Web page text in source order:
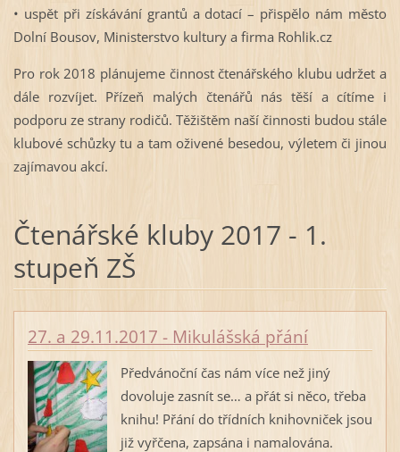
• uspět při získávání grantů a dotací – přispělo nám město
Dolní Bousov, Ministerstvo kultury a firma Rohlik.cz
Pro rok 2018 plánujeme činnost čtenářského klubu udržet a
dále rozvíjet. Přízeň malých čtenářů nás těší a cítíme i
podporu ze strany rodičů. Těžištěm naší činnosti budou stále
klubové schůzky tu a tam oživené besedou, výletem či jinou
zajímavou akcí.
Čtenářské kluby 2017 - 1.
stupeň ZŠ
27. a 29.11.2017 - Mikulášská přání
Předvánoční čas nám více než jiný
dovoluje zasnít se… a přát si něco, třeba
knihu! Přání do třídních knihovniček jsou
již vyřčena, zapsána i namalována.